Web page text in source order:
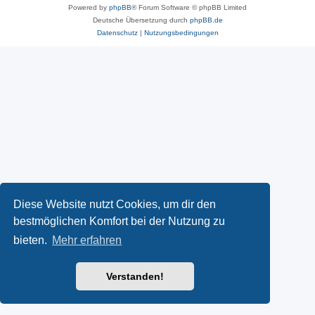
Diese Website nutzt Cookies, um dir den
bestmöglichen Komfort bei der Nutzung zu
bieten. Mehr erfahren
Verstanden!
Powered by phpBB® Forum Software © phpBB Limited
Deutsche Übersetzung durch phpBB.de
Datenschutz| Nutzungsbedingungen